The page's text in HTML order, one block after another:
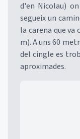
d'en Nicolau)
segueix un
la carena que
m). A uns 60
del cingle es
aproximades.